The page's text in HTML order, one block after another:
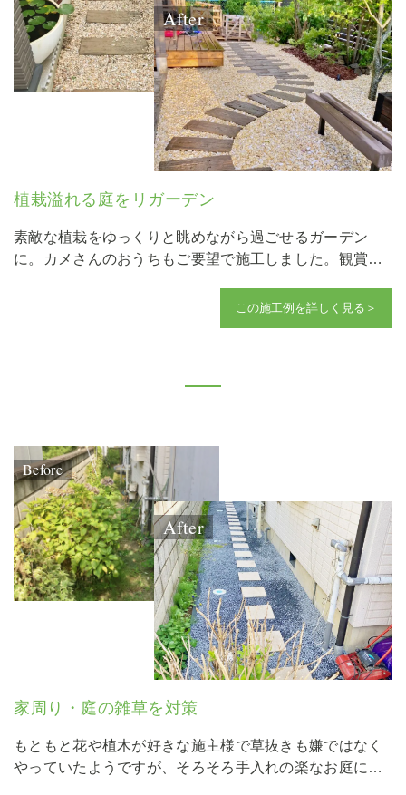
After
植栽溢れる庭をリガーデン
素敵な植栽をゆっくりと眺めながら過ごせるガーデン
に。カメさんのおうちもご要望で施工しました。観賞用
この施工例を詳しく見る＞
Before
After
家周り・庭の雑草を対策
もともと花や植木が好きな施主様で草抜きも嫌ではなく
やっていたようですが、そろそろ手入れの楽なお庭にと